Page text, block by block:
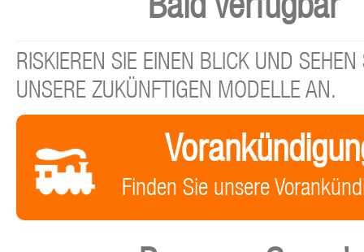
Bald verfügbar
RISKIEREN SIE EINEN BLICK UND SEHEN
UNSERE ZUKÜNFTIGEN MODELLE AN.
Finden Sie unsere